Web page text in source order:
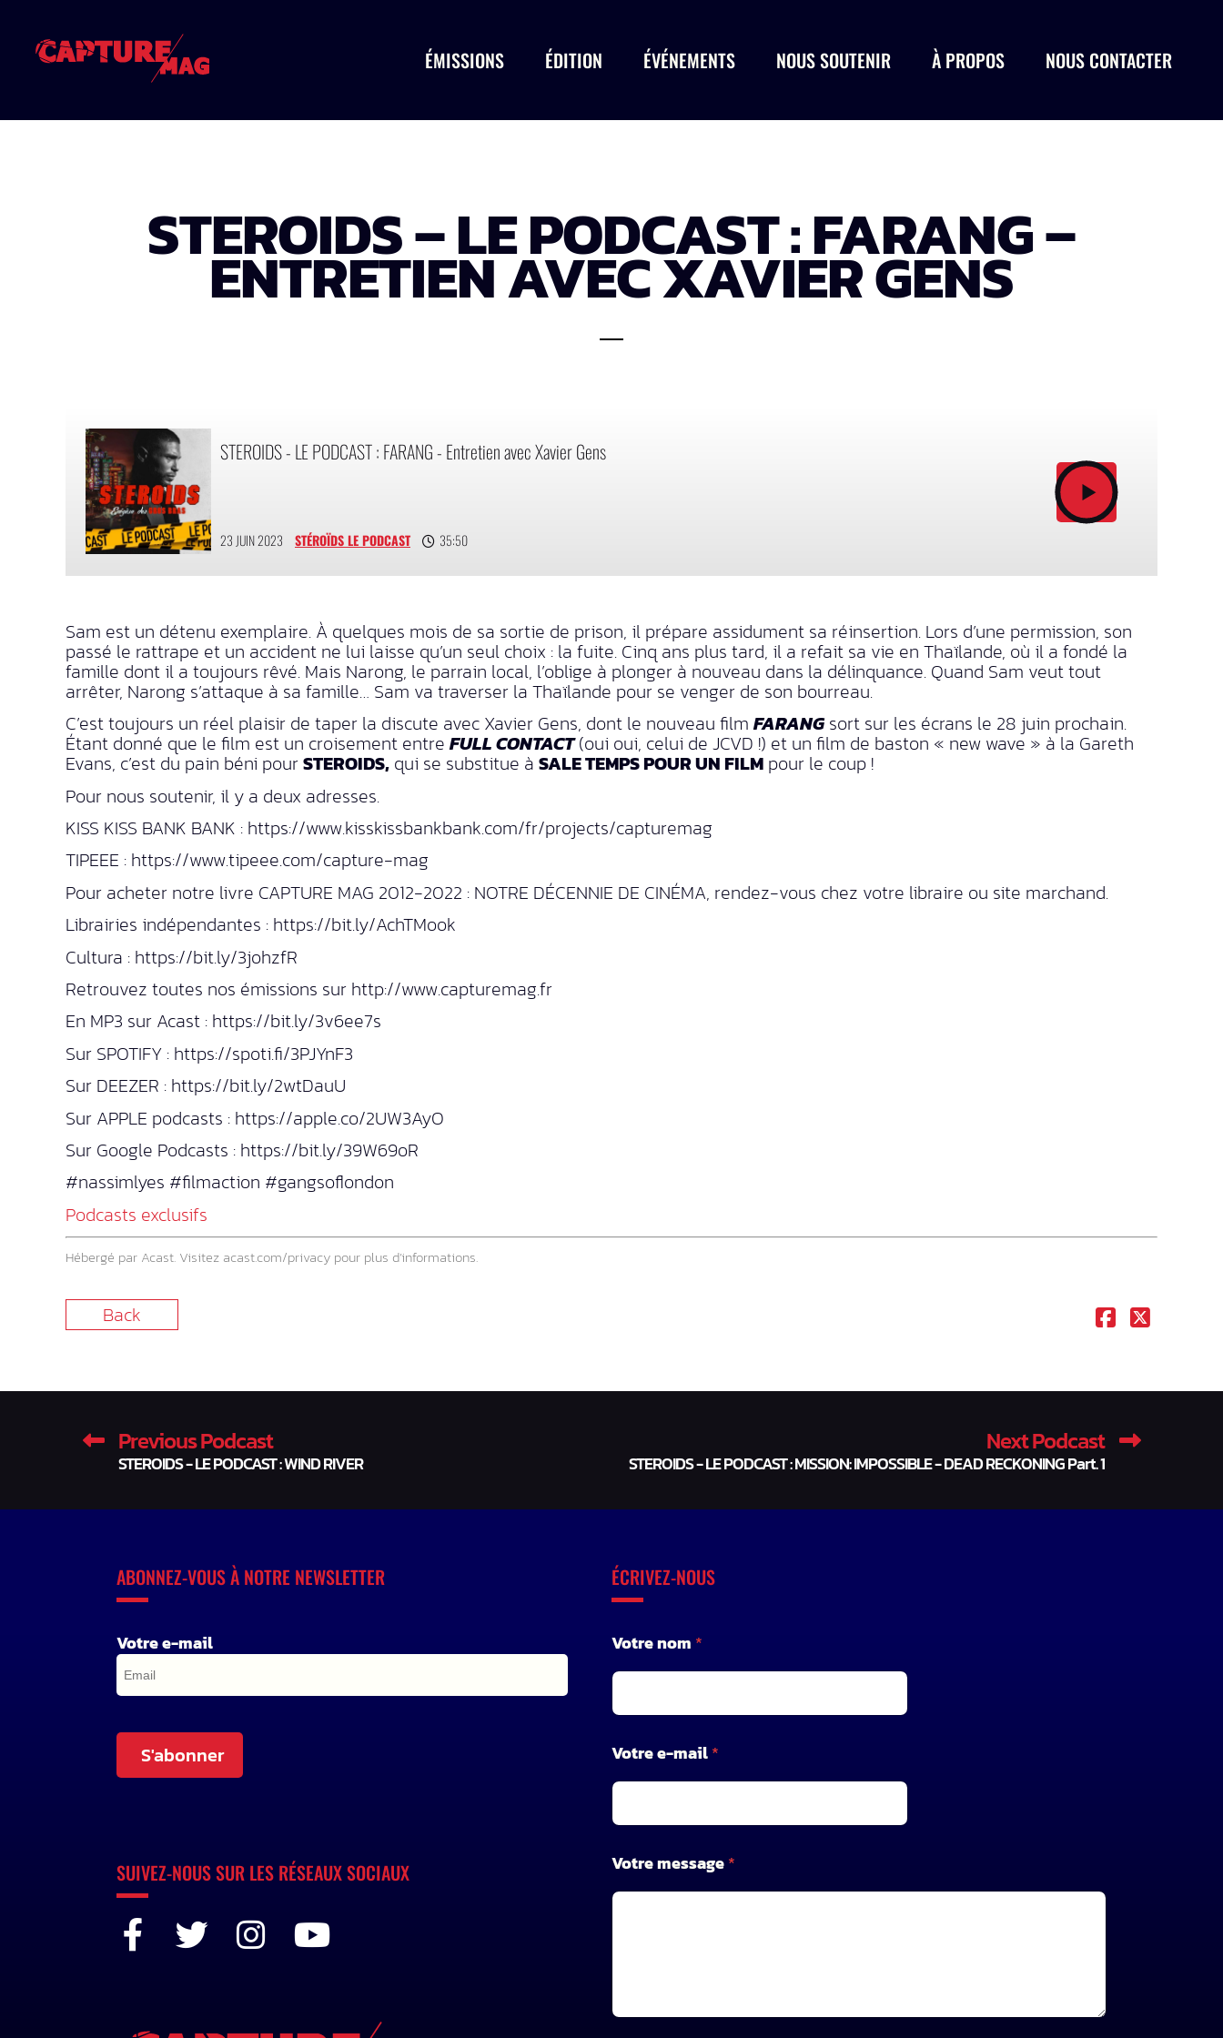
ÉMISSIONS ÉDITION ÉVÉNEMENTS NOUS SOUTENIR À PROPOS NOUS CONTACTER
STEROIDS – LE PODCAST : FARANG –
ENTRETIEN AVEC XAVIER GENS
STEROIDS - LE PODCAST : FARANG - Entretien avec Xavier Gens
23 JUIN 2023 STÉROÏDS LE PODCAST 35:50
Sam est un détenu exemplaire. À quelques mois de sa sortie de prison, il prépare assidument sa réinsertion. Lors d’une permission, son
passé le rattrape et un accident ne lui laisse qu’un seul choix : la fuite. Cinq ans plus tard, il a refait sa vie en Thaïlande, où il a fondé la
famille dont il a toujours rêvé. Mais Narong, le parrain local, l’oblige à plonger à nouveau dans la délinquance. Quand Sam veut tout
arrêter, Narong s’attaque à sa famille… Sam va traverser la Thaïlande pour se venger de son bourreau.
C’est toujours un réel plaisir de taper la discute avec Xavier Gens, dont le nouveau filmFARANGsort sur les écrans le 28 juin prochain.
Étant donné que le film est un croisement entreFULL CONTACT(oui oui, celui de JCVD !) et un film de baston « new wave » à la Gareth
Evans, c’est du pain béni pourSTEROIDS, qui se substitue à SALE TEMPS POUR UN FILM pour le coup !
Pour nous soutenir, il y a deux adresses.
KISS KISS BANK BANK : https://www.kisskissbankbank.com/fr/projects/capturemag
TIPEEE : https://www.tipeee.com/capture-mag
Pour acheter notre livre CAPTURE MAG 2012-2022 : NOTRE DÉCENNIE DE CINÉMA, rendez-vous chez votre libraire ou site marchand.
Librairies indépendantes : https://bit.ly/AchTMook
Cultura : https://bit.ly/3johzfR
Retrouvez toutes nos émissions sur http://www.capturemag.fr
En MP3 sur Acast : https://bit.ly/3v6ee7s
Sur SPOTIFY : https://spoti.fi/3PJYnF3
Sur DEEZER : https://bit.ly/2wtDauU
Sur APPLE podcasts : https://apple.co/2UW3AyO
Sur Google Podcasts : https://bit.ly/39W69oR
#nassimlyes #filmaction #gangsoflondon
Podcasts exclusifs
Hébergé par Acast. Visitez acast.com/privacy pour plus d’informations.
Back
Previous Podcast
STEROIDS - LE PODCAST : WIND RIVER
Next Podcast
STEROIDS - LE PODCAST : MISSION: IMPOSSIBLE - DEAD RECKONING Part. 1
ABONNEZ-VOUS À NOTRE NEWSLETTER
Votre e-mail
S'abonner
SUIVEZ-NOUS SUR LES RÉSEAUX SOCIAUX
ÉCRIVEZ-NOUS
*
V
t
e
Votre nom *
Votre e-mail*
Votre message*